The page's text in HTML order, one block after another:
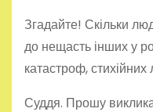
Згадайте! Скільки
до нещасть інших у
катастроф, стихійних
Суддя. Прошу